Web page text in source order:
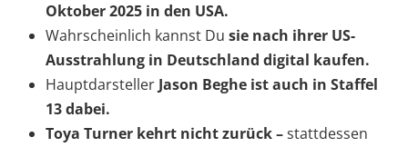
Oktober 2025 in den USA.
Wahrscheinlich kannst Du sie nach ihrer US-
Ausstrahlung in Deutschland digital kaufen.
Hauptdarsteller Jason Beghe ist auch in Staffel
13 dabei.
Toya Turner kehrt nicht zurück –stattdessen